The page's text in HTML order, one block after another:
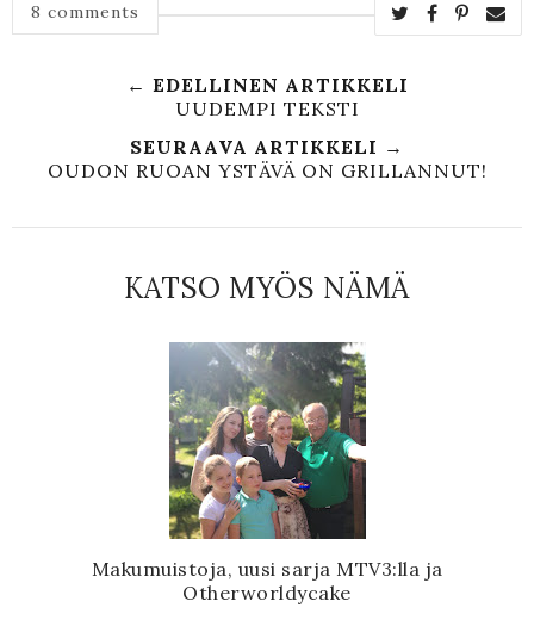
8 comments
← EDELLINEN ARTIKKELI
UUDEMPI TEKSTI
SEURAAVA ARTIKKELI →
OUDON RUOAN YSTÄVÄ ON GRILLANNUT!
KATSO MYÖS NÄMÄ
Makumuistoja, uusi sarja MTV3:lla ja
Otherworldycake